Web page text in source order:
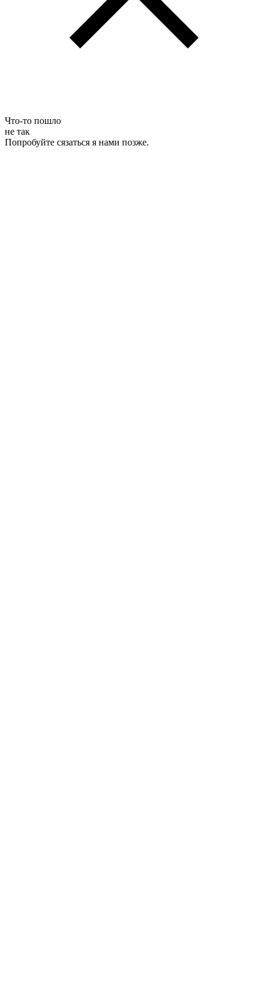
Что-то пошло
не так
Попробуйте сязаться я нами позже.